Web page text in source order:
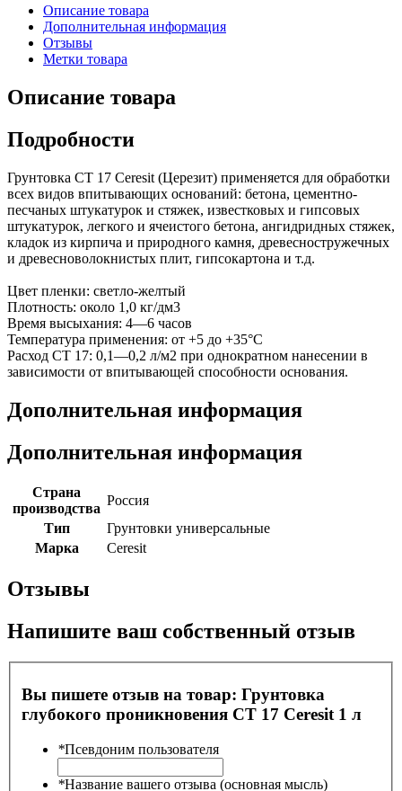
Описание товара
Дополнительная информация
Отзывы
Метки товара
Описание товара
Подробности
Грунтовка СТ 17 Ceresit (Церезит) применяется для обработки
всех видов впитывающих оснований: бетона, цементно-
песчаных штукатурок и стяжек, известковых и гипсовых
штукатурок, легкого и ячеистого бетона, ангидридных стяжек,
кладок из кирпича и природного камня, древесностружечных
и древесноволокнистых плит, гипсокартона и т.д.
Цвет пленки: светло-желтый
Плотность: около 1,0 кг/дм3
Время высыхания: 4—6 часов
Температура применения: от +5 до +35°С
Расход CT 17: 0,1—0,2 л/м2 при однократном нанесении в
зависимости от впитывающей способности основания.
Дополнительная информация
Дополнительная информация
Страна
производства
Россия
Тип
Грунтовки универсальные
Марка
Ceresit
Отзывы
Напишите ваш собственный отзыв
Вы пишете отзыв на товар: Грунтовка
глубокого проникновения СТ 17 Ceresit 1 л
*Псевдоним пользователя
*Название вашего отзыва (основная мысль)